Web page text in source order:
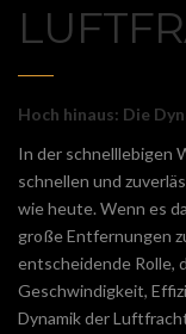
Hoch hinaus: Die
In der schnelllebigen
schnellen und
wie heute. Wenn es
große Entfernungen
entscheidende Rolle,
Geschwindigkeit,
Dynamik der